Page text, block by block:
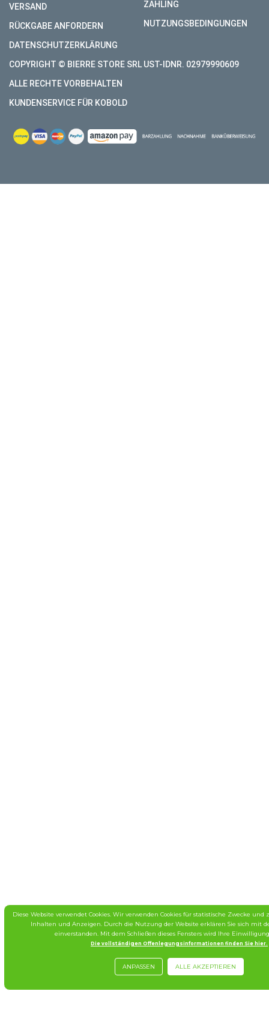
VERSAND
RÜCKGABE ANFORDERN
ZAHLING
NUTZUNGSBEDINGUNGEN
DATENSCHUTZERKLÄRUNG
COPYRIGHT © BIERRE STORE SRL UST-IDNR. 02979990609
ALLE RECHTE VORBEHALTEN
KUNDENSERVICE FÜR KOBOLD
Diese Website verwendet Cookies. Wir verwenden Cookies für statistische Zwecke und
Inhalten und Anzeigen. Durch die Nutzung der Website erklären Sie sich mit
einverstanden. Mit dem Schließen dieses Fensters wird Ihre
Die vollständigen Offenlegungsinformationen finden Sie hier.
ANPASSEN ALLE AKZEPTIEREN